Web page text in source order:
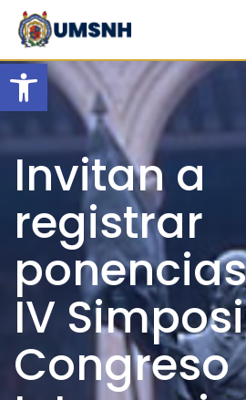
Open toolbar
Skip
content
Invitan a
registrar
IV
Congreso